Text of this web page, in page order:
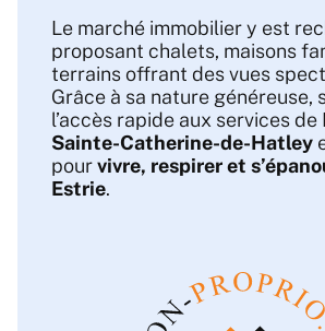
Le marché immobilier y est
proposant chalets, maisons
terrains offrant des vues
Grâce à sa nature généreuse,
l’accès rapide aux services de
Sainte-Catherine-de-Hatley
pourvivre, respirer et
Estrie.